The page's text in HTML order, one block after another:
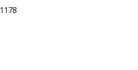
1178